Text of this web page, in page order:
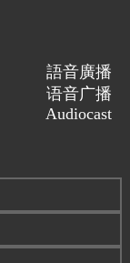
語音廣播
语音广播
Audiocast